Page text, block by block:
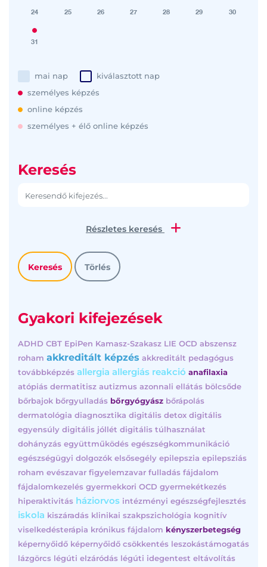
24 25 26 27 28 29 30
31
mai nap
kiválasztott nap
személyes képzés
online képzés
személyes + élő online képzés
Keresés
Részletes keresés
Gyakori kifejezések
ADHD CBT EpiPen Kamasz-Szakasz LIE OCD abszensz
roham akkreditált képzés akkreditált pedagógus
továbbképzés allergia allergiás reakció anafilaxia
atópiás dermatitisz autizmus azonnali ellátás bölcsőde
bőrbajok bőrgyulladás bőrgyógyász bőrápolás
dermatológia diagnosztika digitális detox digitális
egyensúly digitális jóllét digitális túlhasználat
dohányzás együttműködés egészségkommunikáció
egészségügyi dolgozók elsősegély epilepszia epilepsziás
roham evészavar figyelemzavar fulladás fájdalom
fájdalomkezelés gyermekkori OCD gyermekétkezés
hiperaktivitás háziorvos intézményi egészségfejlesztés
iskola kiszáradás klinikai szakpszichológia kognitív
viselkedésterápia krónikus fájdalom kényszerbetegség
képernyőidő képernyőidő csökkentés leszokástámogatás
lázgörcs légúti elzáródás légúti idegentest eltávolítás